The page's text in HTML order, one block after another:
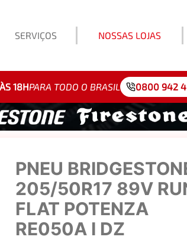
SERVIÇOS NOSSAS LOJAS
18HPARA TODO O BRASIL 0800 942
PNEU
205/50R17 89V
FLAT POTENZA
RE050A I DZ